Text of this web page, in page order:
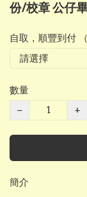
份/校章 公仔
自取，順豐到付
數量
−
+
簡介